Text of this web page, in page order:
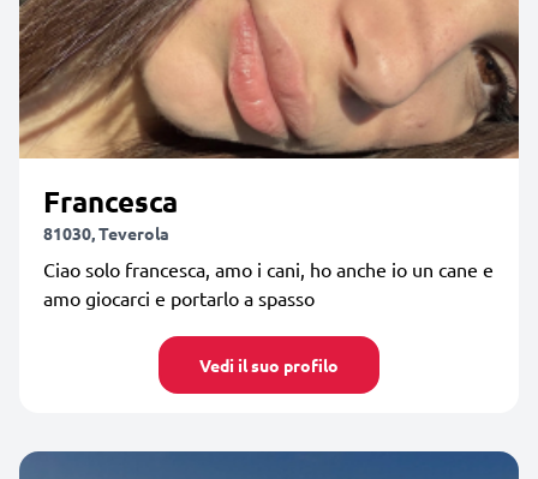
Francesca
81030, Teverola
Ciao solo francesca, amo i cani, ho anche io un cane e
amo giocarci e portarlo a spasso
Vedi il suo profilo